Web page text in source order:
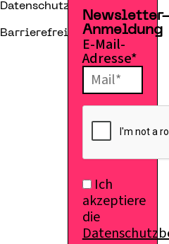
Datenschutzerklärung
Barrierefreiheitserklärung
Anmeldung
E-Mail-
Adresse*
Ich
akzeptiere
die